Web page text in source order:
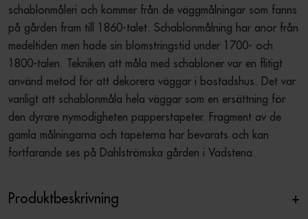
schablonmåleri och kommer från de väggmålningar som fanns
på gården fram till 1860-talet. Schablonmålning har anor från
medeltiden men hade sin blomstringstid under 1700- och
1800-talen. Tekniken att måla med schabloner var en flitigt
använd metod för att dekorera väggar i bostadshus. Det var
vanligt att schablonmåla hela väggar som en ersättning för
den dyrare nymodigheten papperstapeter. Fragment av de
gamla målningarna och tapeterna har bevarats och kan
fortfarande ses på Dahlströmska gården i Vadstena.
Produktbeskrivning +